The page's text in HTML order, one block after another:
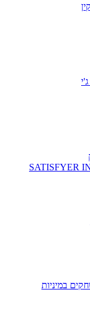
במיניות